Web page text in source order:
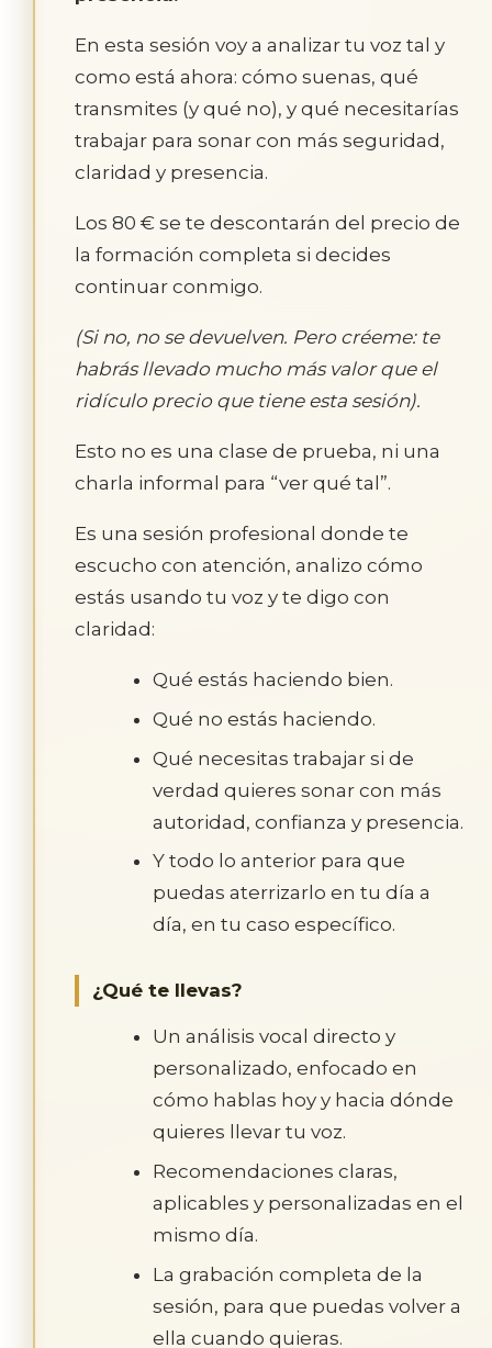
En esta sesión voy a analizar tu voz tal y
como está ahora: cómo suenas, qué
transmites (y qué no), y qué necesitarías
trabajar para sonar con más seguridad,
claridad y presencia.
Los 80 € se te descontarán del precio de
la formación completa si decides
continuar conmigo.
(Si no, no se devuelven. Pero créeme: te
habrás llevado mucho más valor que el
ridículo precio que tiene esta sesión).
Esto no es una clase de prueba, ni una
charla informal para “ver qué tal”.
Es una sesión profesional donde te
escucho con atención, analizo cómo
estás usando tu voz y te digo con
claridad:
Qué estás haciendo bien.
Qué no estás haciendo.
Qué necesitas trabajar si de
verdad quieres sonar con más
autoridad, confianza y presencia.
Y todo lo anterior para que
puedas aterrizarlo en tu día a
día, en tu caso específico.
¿Qué te llevas?
Un análisis vocal directo y
personalizado, enfocado en
cómo hablas hoy y hacia dónde
quieres llevar tu voz.
Recomendaciones claras,
aplicables y personalizadas en el
mismo día.
La grabación completa de la
sesión, para que puedas volver a
ella cuando quieras.